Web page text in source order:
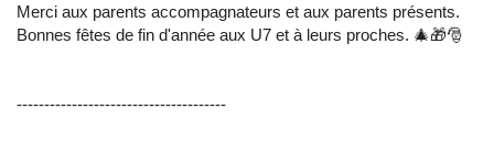
Merci aux parents accompagnateurs et aux parents présents.
Bonnes fêtes de fin d'année aux U7 et à leurs proches. 🎄🎁🎅
--------------------------------------